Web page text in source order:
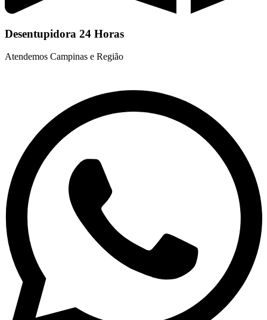
Desentupidora 24 Horas
Atendemos Campinas e Região